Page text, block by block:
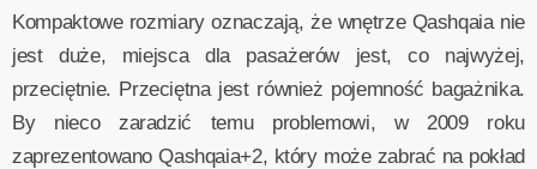
Kompaktowe rozmiary oznaczają, że wnętrze Qashqaia nie
jest duże, miejsca dla pasażerów jest, co najwyżej,
przeciętnie. Przeciętna jest również pojemność bagażnika.
By nieco zaradzić temu problemowi, w 2009 roku
zaprezentowano Qashqaia+2, który może zabrać na pokład